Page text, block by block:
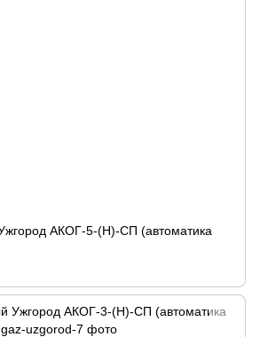
АКОГ-5-(Н)-СП (автоматика